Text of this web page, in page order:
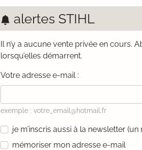
alertes STIHL
Il n’y a aucune vente privée en cours.
lorsqu’elles démarrent.
Votre adresse e-mail :
exemple : votre_email@hotmail.fr
je m’inscris aussi à la newsletter
mémoriser mon adresse e-mail